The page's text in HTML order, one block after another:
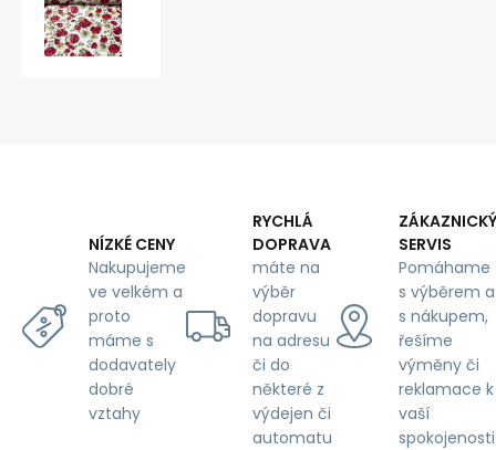
na
bílém
NÍZKÉ CENY
Nakupujeme
ve velkém a
proto
máme s
dodavately
dobré
vztahy
RYCHLÁ
DOPRAVA
máte na
výběr
dopravu
na adresu
či do
některé z
výdejen či
automatu
ZÁKAZNICKÝ
SERVIS
Pomáhame
s výběrem a
s nákupem,
řešíme
výměny či
reklamace k
vaší
spokojenosti